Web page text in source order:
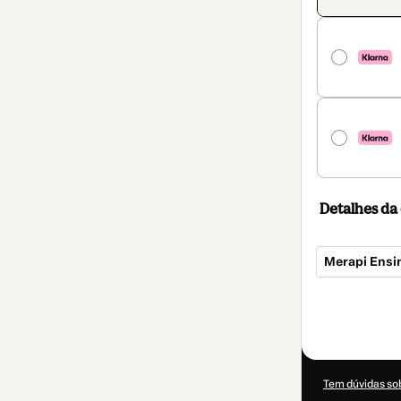
Detalhes
Merapi
Tem dúvidas